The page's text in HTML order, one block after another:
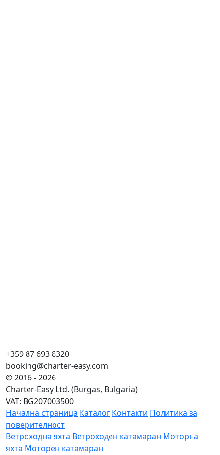
+359 87 693 8320
booking@charter-easy.com
© 2016 - 2026
Charter-Easy Ltd. (Burgas, Bulgaria)
VAT: BG207003500
Начална страница Каталог Контакти Политика за
поверителност
Ветроходна яхта Ветроходен катамаран Моторна
яхта Моторен катамаран